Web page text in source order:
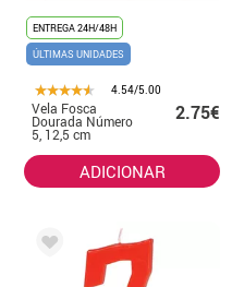
ENTREGA 24H/48H
ÚLTIMAS UNIDADES
4.54/5.00
Vela Fosca
Dourada Número
5, 12,5 cm
2.75€
ADICIONAR